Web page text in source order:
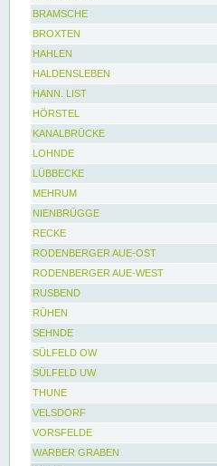
BRAMSCHE
BROXTEN
HAHLEN
HALDENSLEBEN
HANN. LIST
HÖRSTEL
KANALBRÜCKE
LOHNDE
LÜBBECKE
MEHRUM
NIENBRÜGGE
RECKE
RODENBERGER AUE-OST
RODENBERGER AUE-WEST
RUSBEND
RÜHEN
SEHNDE
SÜLFELD OW
SÜLFELD UW
THUNE
VELSDORF
VORSFELDE
WARBER GRABEN